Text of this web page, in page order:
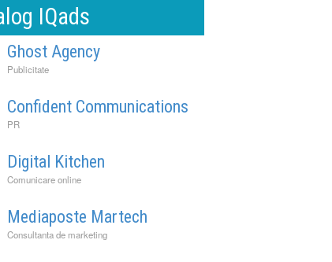
IQads
Ghost Agency
Publicitate
Confident Communications
PR
Digital Kitchen
Comunicare online
Mediaposte Martech
Consultanta de marketing